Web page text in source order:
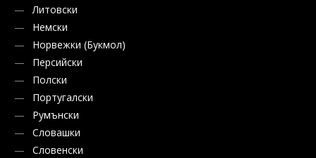
Литовски
Немски
Норвежки (Букмол)
Персийски
Полски
Португалски
Румънски
Словашки
Словенски